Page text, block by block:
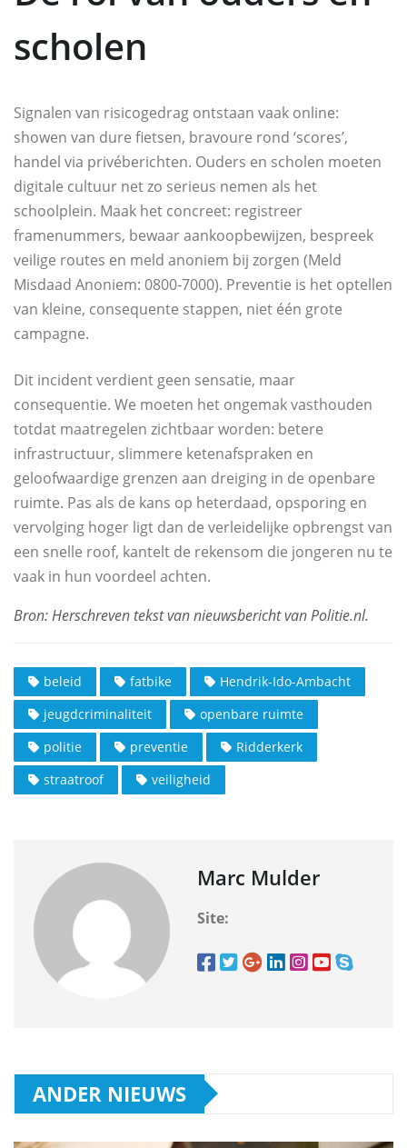
scholen
Signalen van risicogedrag ontstaan vaak online:
showen van dure fietsen, bravoure rond ‘scores’,
handel via privéberichten. Ouders en scholen moeten
digitale cultuur net zo serieus nemen als het
schoolplein. Maak het concreet: registreer
framenummers, bewaar aankoopbewijzen, bespreek
veilige routes en meld anoniem bij zorgen (Meld
Misdaad Anoniem: 0800-7000). Preventie is het optellen
van kleine, consequente stappen, niet één grote
campagne.
Dit incident verdient geen sensatie, maar
consequentie. We moeten het ongemak vasthouden
totdat maatregelen zichtbaar worden: betere
infrastructuur, slimmere ketenafspraken en
geloofwaardige grenzen aan dreiging in de openbare
ruimte. Pas als de kans op heterdaad, opsporing en
vervolging hoger ligt dan de verleidelijke opbrengst van
een snelle roof, kantelt de rekensom die jongeren nu te
vaak in hun voordeel achten.
beleid fatbike
Hendrik-Ido-Ambacht
jeugdcriminaliteit
openbare ruimte
politie
preventie
Ridderkerk
straatroof
veiligheid
Marc Mulder
Site:
ANDER NIEUWS